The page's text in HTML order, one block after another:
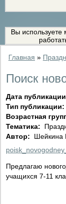
Вы
Главная »
Поиск
Дата
Тип публикации:
Возрастная
Тематика:
Автор:
Шейкина
Предлагаю
учащихся 7-11